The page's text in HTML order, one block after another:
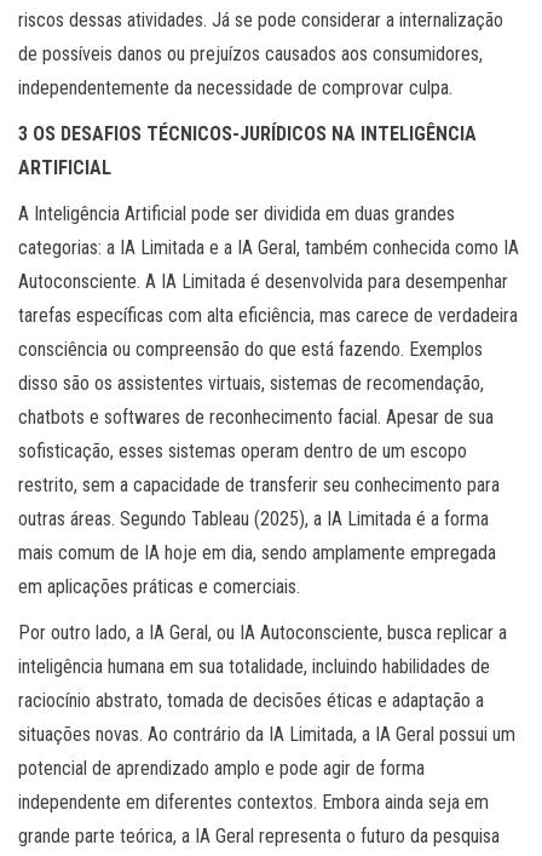
riscos dessas atividades. Já se pode considerar a internalização
de possíveis danos ou prejuízos causados aos consumidores,
independentemente da necessidade de comprovar culpa.
3 OS DESAFIOS TÉCNICOS-JURÍDICOS NA INTELIGÊNCIA
ARTIFICIAL
A Inteligência Artificial pode ser dividida em duas grandes
categorias: a IA Limitada e a IA Geral, também conhecida como IA
Autoconsciente. A IA Limitada é desenvolvida para desempenhar
tarefas específicas com alta eficiência, mas carece de verdadeira
consciência ou compreensão do que está fazendo. Exemplos
disso são os assistentes virtuais, sistemas de recomendação,
chatbots e softwares de reconhecimento facial. Apesar de sua
sofisticação, esses sistemas operam dentro de um escopo
restrito, sem a capacidade de transferir seu conhecimento para
outras áreas. Segundo Tableau (2025), a IA Limitada é a forma
mais comum de IA hoje em dia, sendo amplamente empregada
em aplicações práticas e comerciais.
Por outro lado, a IA Geral, ou IA Autoconsciente, busca replicar a
inteligência humana em sua totalidade, incluindo habilidades de
raciocínio abstrato, tomada de decisões éticas e adaptação a
situações novas. Ao contrário da IA Limitada, a IA Geral possui um
potencial de aprendizado amplo e pode agir de forma
independente em diferentes contextos. Embora ainda seja em
grande parte teórica, a IA Geral representa o futuro da pesquisa